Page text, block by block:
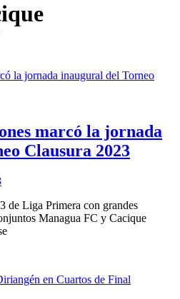
marcó la jornada
Clausura 2023
de Liga Primera con grandes
Managua FC y Cacique